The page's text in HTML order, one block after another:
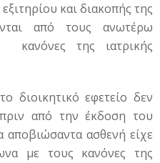
και διακοπής της
από τους ανωτέρω
κανόνες της ιατρικής
διοικητικό εφετείο δεν
από την έκδοση του
αποβιώσαντα ασθενή είχε
με τους κανόνες της